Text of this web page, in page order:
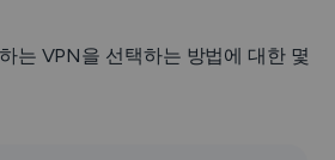
는 VPN을 선택하는 방법에 대한 몇